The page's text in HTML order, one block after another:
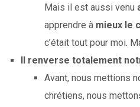
Mais il est aussi venu
apprendre à mieux le
c’était tout pour moi.
Il renverse totalement
Avant, nous mettions
chrétiens, nous